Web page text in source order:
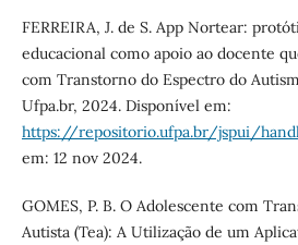
FERREIRA, J. de S. App Nortear:
educacional como apoio ao docente
com Transtorno do Espectro do
Ufpa.br, 2024. Disponível em:
https://repositorio.ufpa.br/jspui/
em: 12 nov 2024.
GOMES, P. B. O Adolescente com
Autista (Tea): A Utilização de um